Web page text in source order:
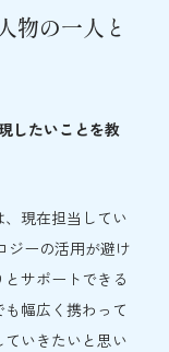
物の一人と
したいことを教
現在担当してい
ジーの活用が避け
サポートできる
幅広く携わって
いきたいと思い